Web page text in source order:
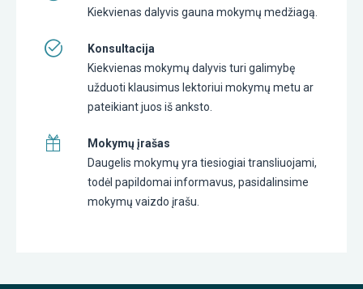
Kiekvienas dalyvis gauna mokymų medžiagą.
Konsultacija
Kiekvienas mokymų dalyvis turi galimybę
užduoti klausimus lektoriui mokymų metu ar
pateikiant juos iš anksto.
Mokymų įrašas
Daugelis mokymų yra tiesiogiai transliuojami,
todėl papildomai informavus, pasidalinsime
mokymų vaizdo įrašu.